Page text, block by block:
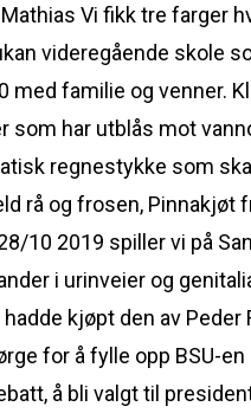
Vi fikk tre farger
videregående skole
familie og venner.
har utblås mot
regnestykke som
rå og frosen, Pinnakjøt
10 2019 spiller vi på
i urinveier og
kjøpt den av Peder
for å fylle opp BSU-
å bli valgt til